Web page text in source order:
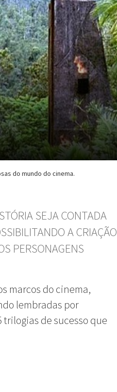
do mundo do cinema.
SEJA CONTADA
A CRIAÇÃO
PERSONAGENS
marcos do cinema,
lembradas por
trilogias de sucesso que